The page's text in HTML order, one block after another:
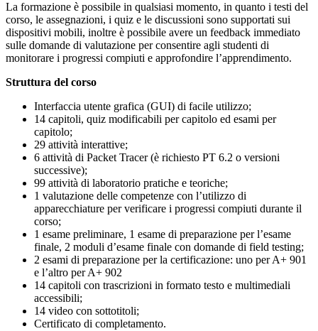
La formazione è possibile in qualsiasi momento, in quanto i testi del
corso, le assegnazioni, i quiz e le discussioni sono supportati sui
dispositivi mobili, inoltre è possibile avere un feedback immediato
sulle domande di valutazione per consentire agli studenti di
monitorare i progressi compiuti e approfondire l’apprendimento.
Struttura del corso
Interfaccia utente grafica (GUI) di facile utilizzo;
14 capitoli, quiz modificabili per capitolo ed esami per
capitolo;
29 attività interattive;
6 attività di Packet Tracer (è richiesto PT 6.2 o versioni
successive);
99 attività di laboratorio pratiche e teoriche;
1 valutazione delle competenze con l’utilizzo di
apparecchiature per verificare i progressi compiuti durante il
corso;
1 esame preliminare, 1 esame di preparazione per l’esame
finale, 2 moduli d’esame finale con domande di field testing;
2 esami di preparazione per la certificazione: uno per A+ 901
e l’altro per A+ 902
14 capitoli con trascrizioni in formato testo e multimediali
accessibili;
14 video con sottotitoli;
Certificato di completamento.